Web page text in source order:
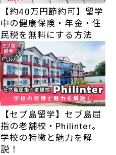
【約40万円節約可】留学
中の健康保険・年金・住
民税を無料にする方法
【セブ島留学】セブ島屈
指の老舗校・Philinter。
学校の特徴と魅力を解
説！